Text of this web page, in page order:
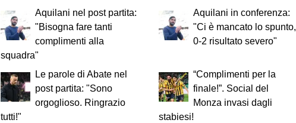
Aquilani nel post partita:
"Bisogna fare tanti
complimenti alla
squadra"
Aquilani in conferenza:
"Ci è mancato lo spunto,
0-2 risultato severo"
Le parole di Abate nel
post partita: "Sono
orgoglioso. Ringrazio
tutti!"
“Complimenti per la
finale!”. Social del
Monza invasi dagli
stabiesi!